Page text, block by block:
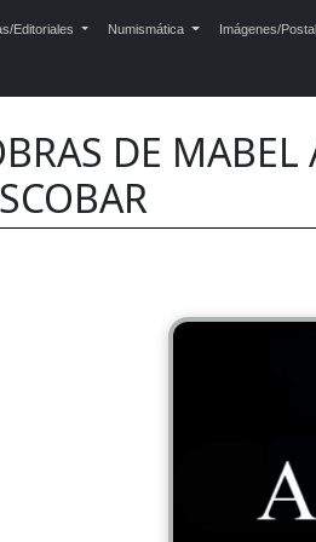
Editoriales Numismática Imágenes/
DE